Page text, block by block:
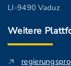
LI-9490 Vaduz
Weitere